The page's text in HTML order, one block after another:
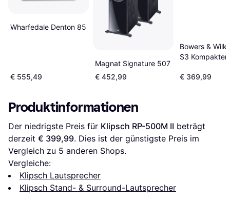
Wharfedale Denton 85
€ 555,49
Magnat Signature 507
€ 452,99
Bowers &
S3 Kompakter
€ 369,99
Produktinformationen
Der niedrigste Preis für Klipsch RP-500M II beträgt
derzeit € 399,99. Dies ist der günstigste Preis im
Vergleich zu 5 anderen Shops.
Vergleiche:
Klipsch Lautsprecher
Klipsch Stand- & Surround-Lautsprecher